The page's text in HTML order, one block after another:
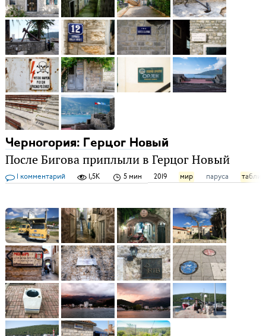
Черногория: Герцог Новый
После Бигова приплыли в Герцог Новый
1 комментарий 1,5K 5 мин 2019 мир паруса